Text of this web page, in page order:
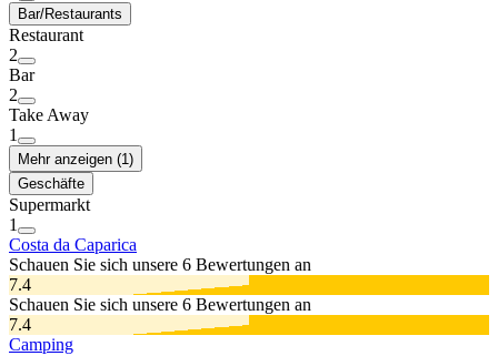
Bar/Restaurants
Restaurant
2
Bar
2
Take Away
1
Mehr anzeigen (1)
Geschäfte
Supermarkt
1
Costa da Caparica
Schauen Sie sich unsere 6 Bewertungen an
7.4
Schauen Sie sich unsere 6 Bewertungen an
7.4
Camping